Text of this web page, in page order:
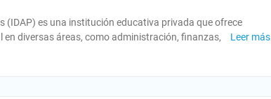
(IDAP) es una institución educativa privada que ofrece
diversas áreas, como administración, finanzas,
Leer más